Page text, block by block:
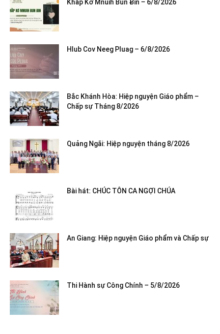
Khăp Kơ Mnuih Bun Ƀin – 6/8/2026
Hlub Cov Neeg Pluag – 6/8/2026
Bắc Khánh Hòa: Hiệp nguyện Giáo phẩm –
Chấp sự Tháng 8/2026
Quảng Ngãi: Hiệp nguyện tháng 8/2026
Bài hát: CHÚC TÔN CA NGỢI CHÚA
An Giang: Hiệp nguyện Giáo phẩm và Chấp sự
Thi Hành sự Công Chính – 5/8/2026